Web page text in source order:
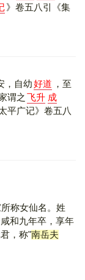
》 卷五八引
《集
，自幼好道 ，至
谓之 飞升 成
平广记》 卷五八
所称女仙名。姓
和九年卒，享年
，称"南岳夫